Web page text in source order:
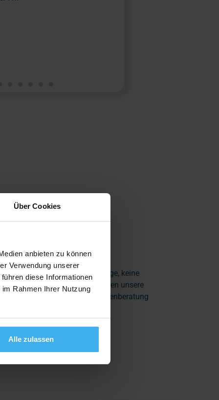
Über Cookies
anbieten zu können
Verwendung unserer
diese Informationen
Rahmen Ihrer Nutzung
Alle zulassen
Qualitätscheck
Wir vermitteln nur Aufträge, keine
Anfragen. Deshalb müssen unsere
Partner auch keine Kundenberatung